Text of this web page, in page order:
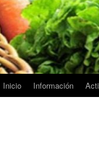
Saltar
Inicio Información